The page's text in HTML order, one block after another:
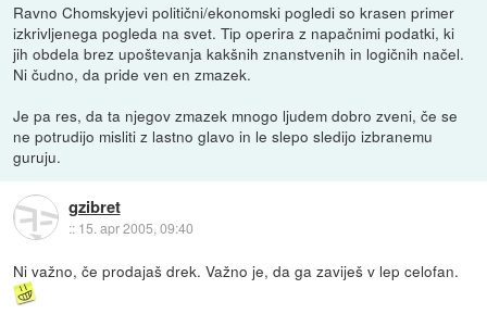
Ravno Chomskyjevi politični/ekonomski pogledi so krasen primer
izkrivljenega pogleda na svet. Tip operira z napačnimi podatki, ki
jih obdela brez upoštevanja kakšnih znanstvenih in logičnih načel.
Ni čudno, da pride ven en zmazek.
Je pa res, da ta njegov zmazek mnogo ljudem dobro zveni, če se
ne potrudijo misliti z lastno glavo in le slepo sledijo izbranemu
guruju.
gzibret
:: 15. apr 2005, 09:40
Ni važno, če prodajaš drek. Važno je, da ga zaviješ v lep celofan.